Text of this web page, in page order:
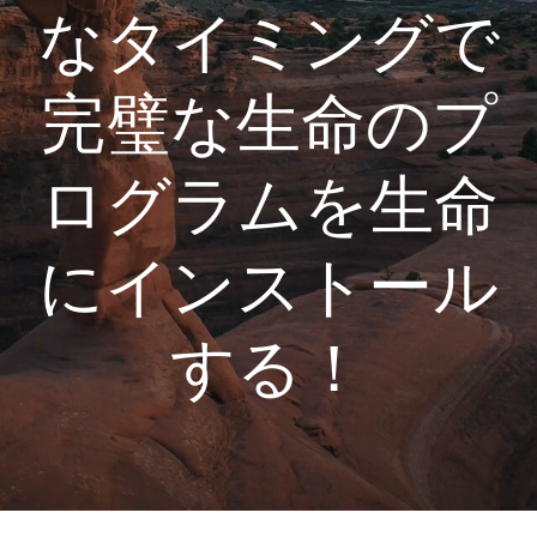
なタイミングで
完璧な生命のプ
ログラムを生命
にインストール
する！